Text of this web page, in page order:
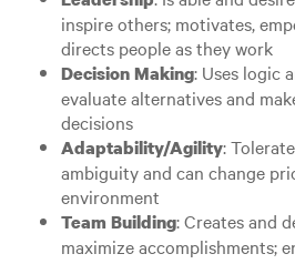
inspire others; motivates,
directs people as they work
Decision Making: Uses logic
evaluate alternatives and
decisions
Adaptability/Agility:
ambiguity and can change
environment
Team Building: Creates and
maximize accomplishments;